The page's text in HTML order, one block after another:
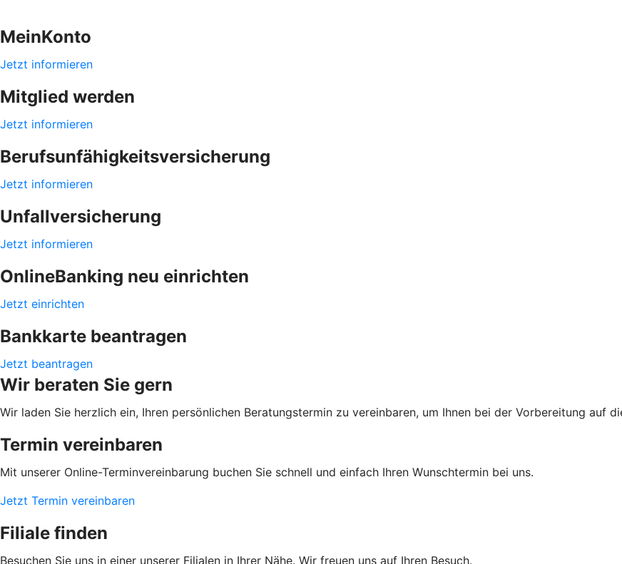
MeinKonto
Jetzt informieren
Mitglied werden
Jetzt informieren
Berufsunfähigkeitsversicherung
Jetzt informieren
Unfallversicherung
Jetzt informieren
OnlineBanking neu einrichten
Jetzt einrichten
Bankkarte beantragen
Jetzt beantragen
Wir beraten Sie gern
Wir laden Sie herzlich ein, Ihren persönlichen Beratungstermin zu vereinbaren, um Ihnen bei der Vorbereitung auf
Termin vereinbaren
Mit unserer Online-Terminvereinbarung buchen Sie schnell und einfach Ihren Wunschtermin bei uns.
Jetzt Termin vereinbaren
Filiale finden
Besuchen Sie uns in einer unserer Filialen in Ihrer Nähe. Wir freuen uns auf Ihren Besuch.